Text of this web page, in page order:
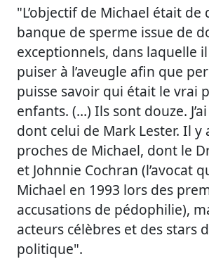
"L’objectif de Michael était de
banque de sperme issue de
exceptionnels, dans laquelle
puiser à l’aveugle afin que
puisse savoir qui était le vrai
enfants. (…) Ils sont douze.
dont celui de Mark Lester. Il y
proches de Michael, dont le
et Johnnie Cochran (l’avocat
Michael en 1993 lors des
accusations de pédophilie),
acteurs célèbres et des stars
politique".